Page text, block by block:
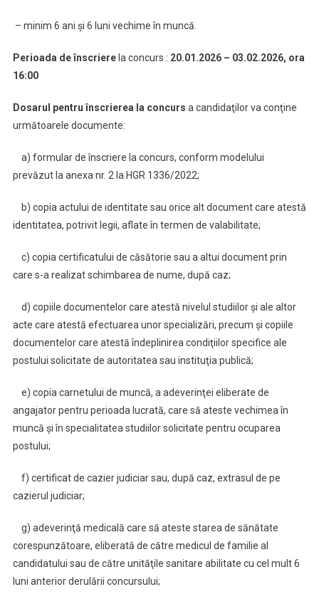
– minim 6 ani și 6 luni vechime în muncă.
Perioada de înscrierela concurs : 20.01.2026 – 03.02.2026, ora
16:00
Dosarul pentru înscrierea la concurs a candidaţilor va conţine
următoarele documente:
a) formular de înscriere la concurs, conform modelului
prevăzut la anexa nr. 2 la HGR 1336/2022;
b) copia actului de identitate sau orice alt document care atestă
identitatea, potrivit legii, aflate în termen de valabilitate;
c) copia certificatului de căsătorie sau a altui document prin
care s-a realizat schimbarea de nume, după caz;
d) copiile documentelor care atestă nivelul studiilor şi ale altor
acte care atestă efectuarea unor specializări, precum şi copiile
documentelor care atestă îndeplinirea condiţiilor specifice ale
postului solicitate de autoritatea sau instituţia publică;
e) copia carnetului de muncă, a adeverinţei eliberate de
angajator pentru perioada lucrată, care să ateste vechimea în
muncă şi în specialitatea studiilor solicitate pentru ocuparea
postului;
f) certificat de cazier judiciar sau, după caz, extrasul de pe
cazierul judiciar;
g) adeverinţă medicală care să ateste starea de sănătate
corespunzătoare, eliberată de către medicul de familie al
candidatului sau de către unităţile sanitare abilitate cu cel mult 6
luni anterior derulării concursului;